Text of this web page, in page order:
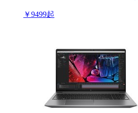
￥9499起